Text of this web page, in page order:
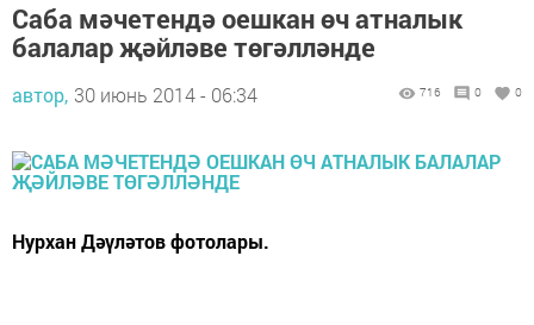
Саба мәчетендә оешкан өч атналык
балалар җәйләве төгәлләнде
автор, 30 июнь 2014 - 06:34 716 0 0
Нурхан Дәүләтов фотолары.